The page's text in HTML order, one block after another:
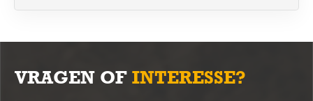
VRAGEN OF INTERESSE?